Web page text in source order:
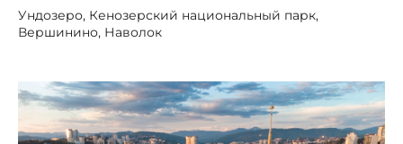
Ундозеро, Кенозерский национальный парк,
Вершинино, Наволок